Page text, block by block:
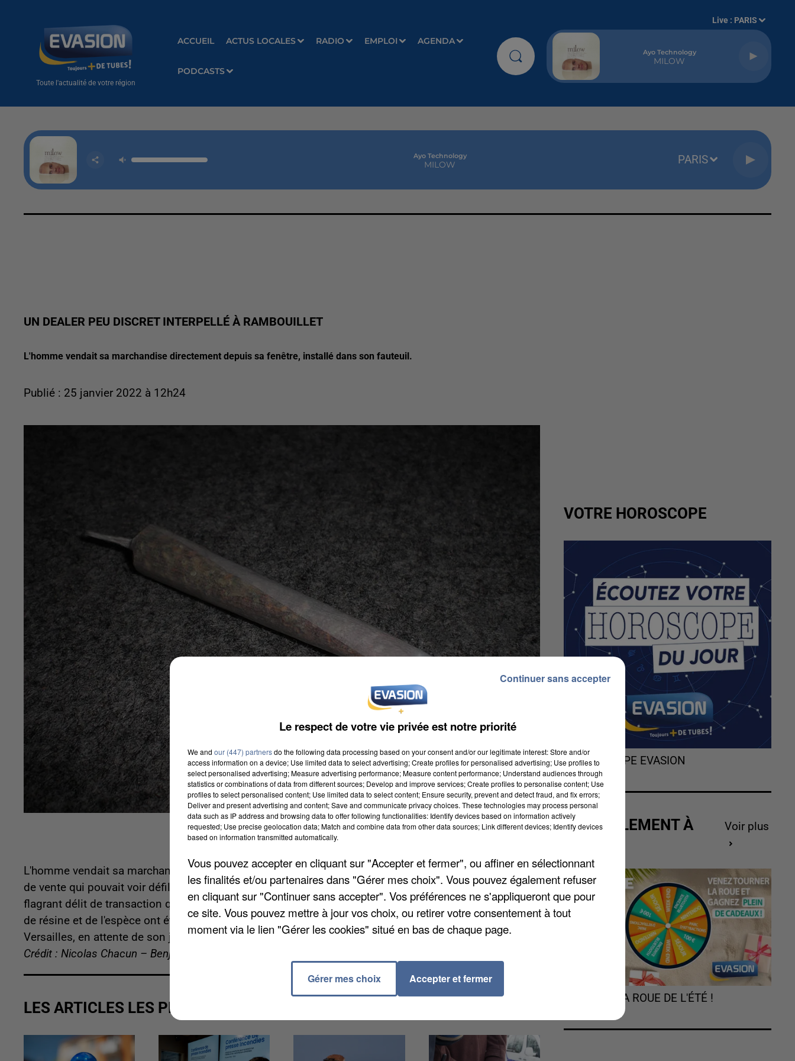
Toute l'actualité de votre région
ACCUEIL ACTUS LOCALES RADIO EMPLOI AGENDA
PODCASTS
Live : PARIS
Ayo Technology
MILOW
Ayo Technology
MILOW PARIS
UN DEALER PEU DISCRET INTERPELLÉ À RAMBOUILLET
L'homme vendait sa marchandise directement depuis sa fenêtre, installé dans son fauteuil.
Publié : 25 janvier 2022 à 12h24
L'homme vendait sa marchandise directement depuis sa fenêtre, installé dans son fauteuil. Un point
de vente qui pouvait voir défiler jusque 20 personnes par jour dans le quartier de La Louvière. C'est un
flagrant délit de transaction qui a trahi le trafic du prévenu hier lundi, rapporte78 Actu. Et 150 grammes
de résine et de l'espèce ont été retrouvés chez lui. L'homme de 53 ans a été déféré au parquet de
Versailles, en attente de son jugement.
Crédit : Nicolas Chacun – Benjamin Swiniarski
LES ARTICLES LES PLUS VUS
VOTRE HOROSCOPE
L'HOROSCOPE EVASION
ACTUELLEMENT À
Voir plus
TOURNEZ LA ROUE DE L'ÉTÉ !
Le respect de votre vie privée est notre priorité
We and our (447) partnersdo the following data processing based on your consent and/or our legitimate interest: Store and/or
access information on a device; Use limited data to select advertising; Create profiles for personalised advertising; Use profiles to
select personalised advertising; Measure advertising performance; Measure content performance; Understand audiences through
statistics or combinations of data from different sources; Develop and improve services; Create profiles to personalise content; Use
profiles to select personalised content; Use limited data to select content; Ensure security, prevent and detect fraud, and fix errors;
Deliver and present advertising and content; Save and communicate privacy choices. These technologies may process personal
data such as IP address and browsing data to offer following functionalities: Identify devices based on information actively
requested; Use precise geolocation data; Match and combine data from other data sources; Link different devices; Identify devices
based on information transmitted automatically.
Vous pouvez accepter en cliquant sur "Accepter et fermer", ou affiner en sélectionnant
les finalités et/ou partenaires dans "Gérer mes choix". Vous pouvez également refuser
en cliquant sur "Continuer sans accepter". Vos préférences ne s'appliqueront que pour
ce site. Vous pouvez mettre à jour vos choix, ou retirer votre consentement à tout
moment via le lien "Gérer les cookies" situé en bas de chaque page.
Gérer mes choix Accepter et fermer
Continuer sans accepter